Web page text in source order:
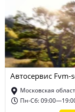
Автосервис Fvm-
Московская
Пн-Сб: